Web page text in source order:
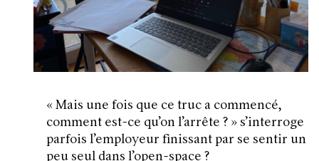
« Mais une fois que ce truc a commencé,
comment est-ce qu’on l’arrête ? » s’interroge
parfois l’employeur finissant par se sentir un
peu seul dans l’open-space ?